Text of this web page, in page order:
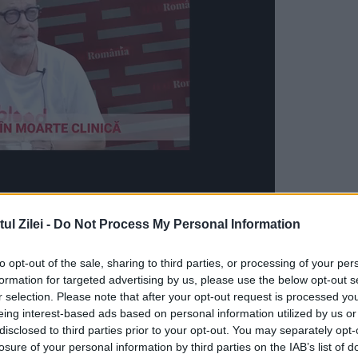
Zilei - Do Not Process My Personal Information
opt-out of the sale, sharing to third parties, or processing of your
for targeted advertising by us, please use the below opt-out
selection. Please note that after your opt-out request is processed
interest-based ads based on personal information utilized by us
to third parties prior to your opt-out. You may separately
of your personal information by third parties on the IAB’s list of
din Galaţi şi difuzat la Realitatea TV. Un
să intre: nu sunt îmbrăcaţi decent. Băieţii
trebuie să poarte pantaloni decenţi (fie
culoare şi cămaşă albă. Fetele să nu aibă
strident. Noi secvenţe cu tineri interzişi: un
întreabă reporterul. "Aoleu!" Junele duce